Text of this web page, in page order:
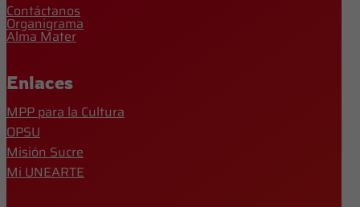
Contáctanos
Organigrama
Alma Mater
Enlaces
MPP para la Cultura
OPSU
Misión Sucre
Mi UNEARTE